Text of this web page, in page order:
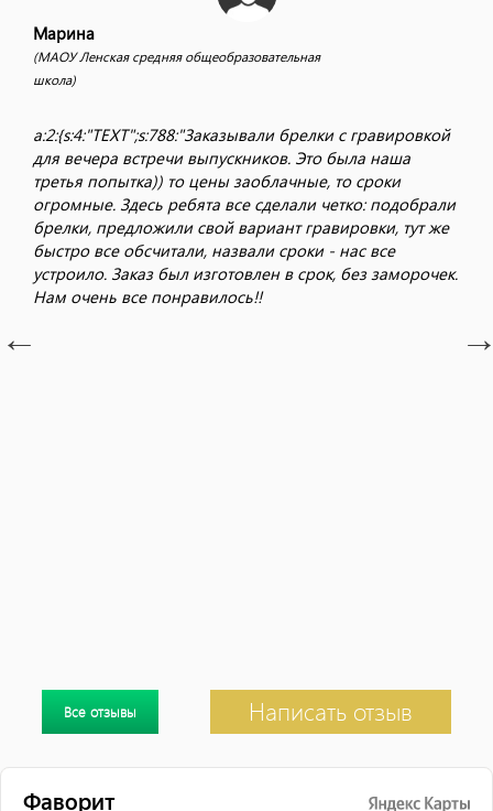
Марина
(МАОУ Ленская средняя общеобразовательная
школа)
a:2:{s:4:"TEXT";s:788:"Заказывали брелки с гравировкой
для вечера встречи выпускников. Это была наша
третья попытка)) то цены заоблачные, то сроки
огромные. Здесь ребята все сделали четко: подобрали
брелки, предложили свой вариант гравировки, тут же
быстро все обсчитали, назвали сроки - нас все
устроило. Заказ был изготовлен в срок, без заморочек.
Нам очень все понравилось!!
Все отзывы Написать отзыв